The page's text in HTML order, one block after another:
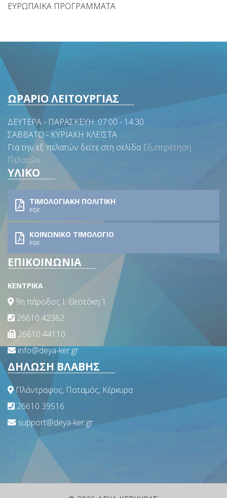
ΕΥΡΩΠΑΙΚΑ ΠΡΟΓΡΑΜΜΑΤΑ
ΩΡΑΡΙΟ ΛΕΙΤΟΥΡΓΙΑΣ
ΔΕΥΤΕΡΑ - ΠΑΡΑΣΚΕΥΗ. 07:00 - 14:30
ΣΑΒΒΑΤΟ - ΚΥΡΙΑΚΗ ΚΛΕΙΣΤΑ
Για την εξ. πελατών δείτε στη σελίδα Εξυπηρέτηση
Πελατών.
ΥΛΙΚΟ
ΤΙΜΟΛΟΓΙΑΚΗ ΠΟΛΙΤΙΚΗ
PDF
ΚΟΙΝΩΝΙΚΟ ΤΙΜΟΛΟΓΙΟ
PDF
ΕΠΙΚΟΙΝΩΝΙΑ
ΚΕΝΤΡΙΚΑ
9η πάροδος Ι. Θεοτόκη 1
26610 42362
26610 44110
info@deya-ker.gr
ΔΗΛΩΣΗ ΒΛΑΒΗΣ
Πλάντραφος, Ποταμός, Κέρκυρα
26610 39516
support@deya-ker.gr